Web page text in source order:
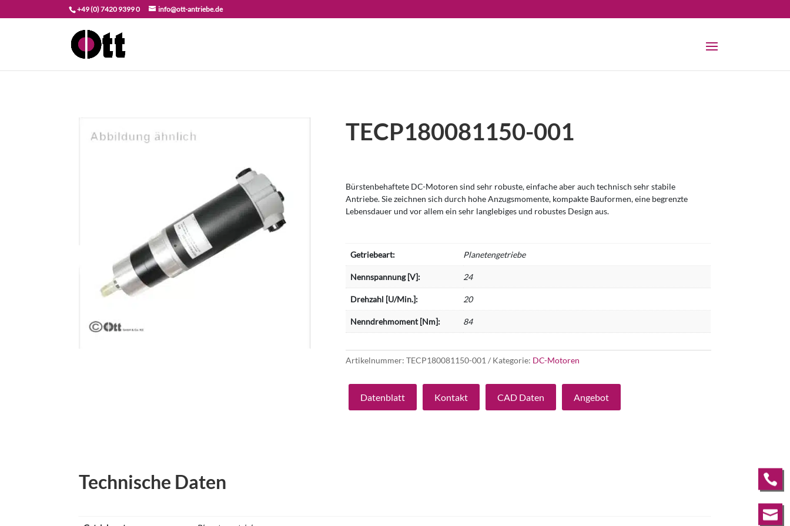
+49 (0) 7420 9399 0 info@ott-antriebe.de
TECP180081150-001
Bürstenbehaftete DC-Motoren sind sehr robuste, einfache aber auch technisch sehr stabile
Antriebe. Sie zeichnen sich durch hohe Anzugsmomente, kompakte Bauformen, eine begrenzte
Lebensdauer und vor allem ein sehr langlebiges und robustes Design aus.
Getriebeart: Planetengetriebe
Nennspannung [V]: 24
Drehzahl [U/Min.]: 20
Nenndrehmoment [Nm]: 84
Artikelnummer:TECP180081150-001 Kategorie: DC-Motoren
Datenblatt Kontakt CAD Daten Angebot
Technische Daten 
